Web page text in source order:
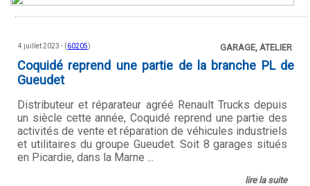
4 juillet 2023 - (60205) GARAGE, ATELIER
Coquidé reprend une partie de la branche PL de
Gueudet
Distributeur et réparateur agréé Renault Trucks depuis
un siècle cette année, Coquidé reprend une partie des
activités de vente et réparation de véhicules industriels
et utilitaires du groupe Gueudet. Soit 8 garages situés
en Picardie, dans la Marne ...
lire la suite